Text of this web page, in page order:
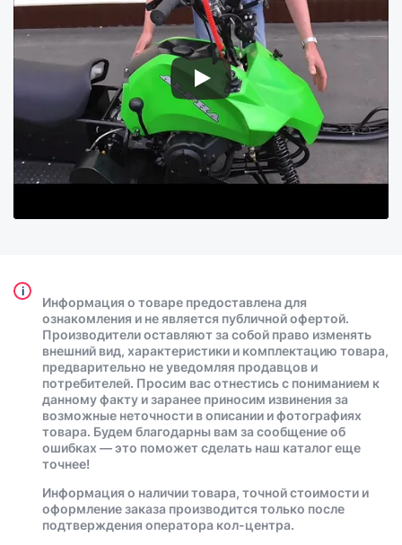
i
Информация о товаре предоставлена для
ознакомления и не является публичной офертой.
Производители оставляют за собой право изменять
внешний вид, характеристики и комплектацию товара,
предварительно не уведомляя продавцов и
потребителей. Просим вас отнестись с пониманием к
данному факту и заранее приносим извинения за
возможные неточности в описании и фотографиях
товара. Будем благодарны вам за сообщение об
ошибках — это поможет сделать наш каталог еще
точнее!
Информация о наличии товара, точной стоимости и
оформление заказа производится только после
подтверждения оператора кол-центра.